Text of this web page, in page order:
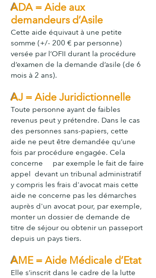
ADA = Aide aux
demandeurs d’Asile
Cette aide équivaut à une petite
somme (+/- 200 € par personne)
versée par l’OFII durant la procédure
d’examen de la demande d’asile (de 6
mois à 2 ans).
AJ = Aide Juridictionnelle
Toute personne ayant de faibles
revenus peut y prétendre. Dans le cas
des personnes sans-papiers, cette
aide ne peut être demandée qu’une
fois par procédure engagée. Cela
concerne par exemple le fait de faire
appel devant un tribunal administratif
y compris les frais d'avocat mais cette
aide ne concerne pas les démarches
auprès d'un avocat pour, par exemple,
monter un dossier de demande de
titre de séjour ou obtenir un passeport
depuis un pays tiers.
AME = Aide Médicale d’Etat
Elle s’inscrit dans le cadre de la lutte